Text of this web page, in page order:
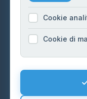
Cookie Policy
Preferenze Cookie
Mappa del sito
Cookie
Cookie di